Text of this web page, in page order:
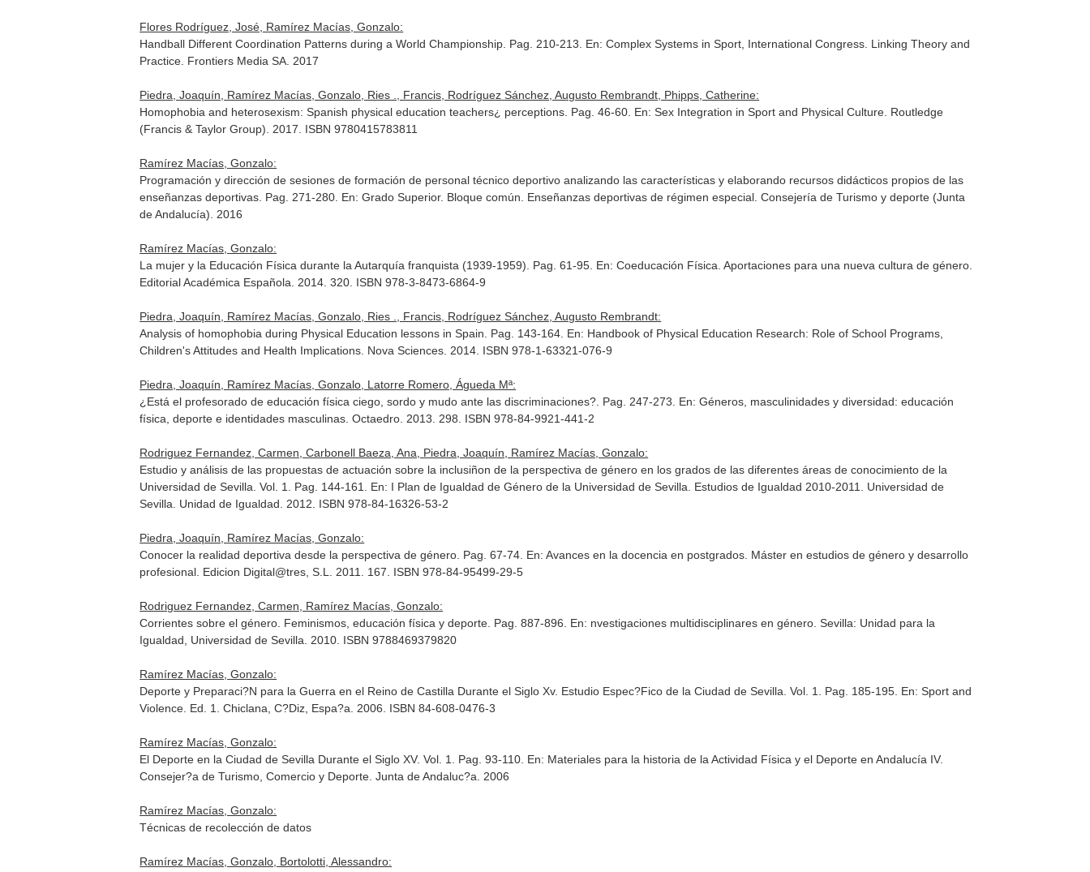
Flores Rodríguez, José, Ramírez Macías, Gonzalo:
Handball Different Coordination Patterns during a World Championship. Pag. 210-213. En: Complex Systems in Sport, International Congress. Linking Theory and
Practice . Frontiers Media SA. 2017
Piedra, Joaquín, Ramírez Macías, Gonzalo, Ries ., Francis, Rodríguez Sánchez, Augusto Rembrandt, Phipps, Catherine:
Homophobia and heterosexism: Spanish physical education teachers¿ perceptions. Pag. 46-60. En: Sex Integration in Sport and Physical Culture . Routledge
(Francis & Taylor Group). 2017. ISBN 9780415783811
Ramírez Macías, Gonzalo:
Programación y dirección de sesiones de formación de personal técnico deportivo analizando las características y elaborando recursos didácticos propios de las
enseñanzas deportivas. Pag. 271-280. En: Grado Superior. Bloque común. Enseñanzas deportivas de régimen especial . Consejería de Turismo y deporte (Junta
de Andalucía). 2016
Ramírez Macías, Gonzalo:
La mujer y la Educación Física durante la Autarquía franquista (1939-1959). Pag. 61-95. En: Coeducación Física. Aportaciones para una nueva cultura de género
Editorial Académica Española. 2014. 320. ISBN 978-3-8473-6864-9
Piedra, Joaquín, Ramírez Macías, Gonzalo, Ries ., Francis, Rodríguez Sánchez, Augusto Rembrandt:
Analysis of homophobia during Physical Education lessons in Spain. Pag. 143-164. En: Handbook of Physical Education Research: Role of School Programs,
Children's Attitudes and Health Implications . Nova Sciences. 2014. ISBN 978-1-63321-076-9
Piedra, Joaquín, Ramírez Macías, Gonzalo, Latorre Romero, Águeda Mª:
¿Está el profesorado de educación física ciego, sordo y mudo ante las discriminaciones?. Pag. 247-273. En: Géneros, masculinidades y diversidad: educación
física, deporte e identidades masculinas . Octaedro. 2013. 298. ISBN 978-84-9921-441-2
Rodriguez Fernandez, Carmen, Carbonell Baeza, Ana, Piedra, Joaquín, Ramírez Macías, Gonzalo:
Estudio y análisis de las propuestas de actuación sobre la inclusiñon de la perspectiva de género en los grados de las diferentes áreas de conocimiento de la
Universidad de Sevilla. Vol. 1. Pag. 144-161. En: I Plan de Igualdad de Género de la Universidad de Sevilla. Estudios de Igualdad 2010-2011
. Universidad de
Sevilla. Unidad de Igualdad. 2012. ISBN 978-84-16326-53-2
Piedra, Joaquín, Ramírez Macías, Gonzalo:
Conocer la realidad deportiva desde la perspectiva de género. Pag. 67-74. En: Avances en la docencia en postgrados. Máster en estudios de género y desarrollo
profesional . Edicion Digital@tres, S.L. 2011. 167. ISBN 978-84-95499-29-5
Rodriguez Fernandez, Carmen, Ramírez Macías, Gonzalo:
Corrientes sobre el género. Feminismos, educación física y deporte. Pag. 887-896. En: nvestigaciones multidisciplinares en género . Sevilla: Unidad para la
Igualdad, Universidad de Sevilla. 2010. ISBN 9788469379820
Ramírez Macías, Gonzalo:
Deporte y Preparaci?N para la Guerra en el Reino de Castilla Durante el Siglo Xv. Estudio Espec?Fico de la Ciudad de Sevilla. Vol. 1. Pag. 185-195. En: Sport and
Violence . Ed. 1. Chiclana, C?Diz, Espa?a. 2006. ISBN 84-608-0476-3
Ramírez Macías, Gonzalo:
El Deporte en la Ciudad de Sevilla Durante el Siglo XV. Vol. 1. Pag. 93-110. En: Materiales para la historia de la Actividad Física y el Deporte en Andalucía IV.
Consejer?a de Turismo, Comercio y Deporte. Junta de Andaluc?a. 2006
Ramírez Macías, Gonzalo:
Técnicas de recolección de datos
Ramírez Macías, Gonzalo, Bortolotti, Alessandro: